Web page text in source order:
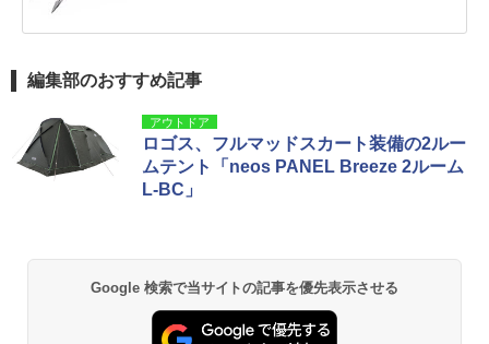
編集部のおすすめ記事
アウトドア
ロゴス、フルマッドスカート装備の2ルー
ムテント「neos PANEL Breeze 2ルーム
L-BC」
Google 検索で当サイトの記事を優先表示させる